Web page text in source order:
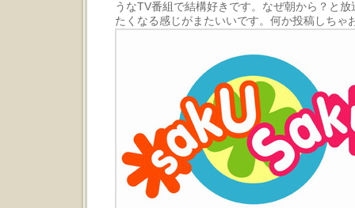
うなTV番組で結構好きです。なぜ朝から？と
たくなる感じがまたいいです。何か投稿しちゃ